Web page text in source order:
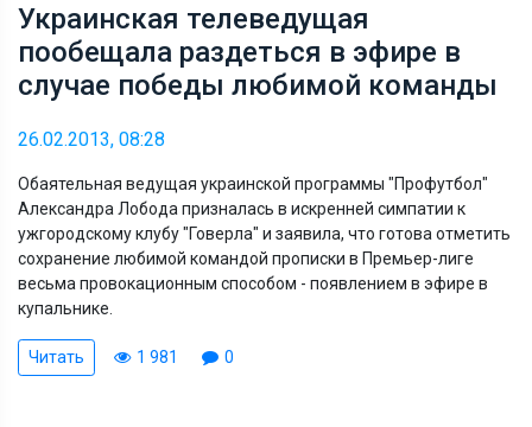
Украинская телеведущая
пообещала раздеться в эфире в
случае победы любимой команды
26.02.2013, 08:28
Обаятельная ведущая украинской программы "Профутбол"
Александра Лобода призналась в искренней симпатии к
ужгородскому клубу "Говерла" и заявила, что готова отметить
сохранение любимой командой прописки в Премьер-лиге
весьма провокационным способом - появлением в эфире в
купальнике.
Читать 1 981 0